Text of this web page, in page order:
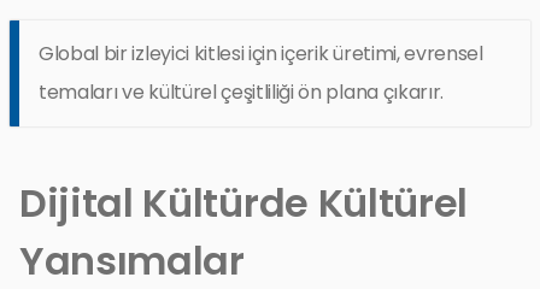
Global bir izleyici kitlesi için içerik üretimi, evrensel
temaları ve kültürel çeşitliliği ön plana çıkarır.
Dijital Kültürde Kültürel
Yansımalar